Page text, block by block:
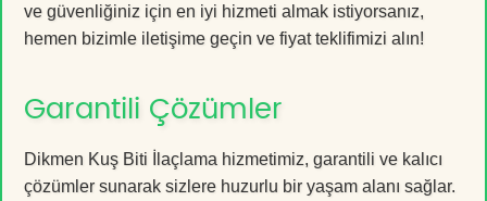
ve güvenliğiniz için en iyi hizmeti almak istiyorsanız,
hemen bizimle iletişime geçin ve fiyat teklifimizi alın!
Garantili Çözümler
Dikmen Kuş Biti İlaçlama hizmetimiz, garantili ve kalıcı
çözümler sunarak sizlere huzurlu bir yaşam alanı sağlar.